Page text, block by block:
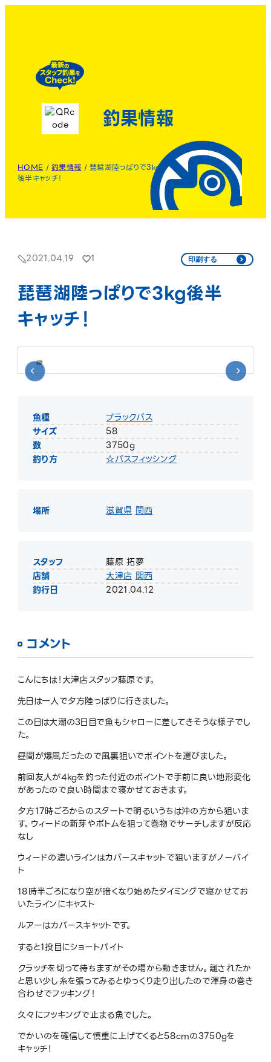
釣果情報
HOME /釣果情報 /琵琶湖陸っぱりで3kg
後半キャッチ！
2021.04.19 1 印刷する
琵琶湖陸っぱりで3kg後半
キャッチ！
魚種
ブラックバス
サイズ
58
数
3750g
釣り方
☆バスフィッシング
場所 滋賀県 関西
スタッフ
藤原 拓夢
店舗
大津店 関西
釣行日
2021.04.12
コメント
こんにちは！大津店スタッフ藤原です。
先日は一人で夕方陸っぱりに行きました。
この日は大潮の3日目で魚もシャローに差してきそうな様子でし
た。
昼間が爆風だったので風裏狙いでポイントを選びました。
前回友人が4kgを釣った付近のポイントで手前に良い地形変化
があったので良い時間まで寝かせておきます。
夕方17時ごろからのスタートで明るいうちは沖の方から狙いま
す。ウィードの新芽やボトムを狙って巻物でサーチしますが反応
なし
ウィードの濃いラインはカバースキャットで狙いますがノーバイ
ト
18時半ごろになり空が暗くなり始めたタイミングで寝かせてお
いたラインにキャスト
ルアーはカバースキャットです。
すると1投目にショートバイト
クラッチを切って待ちますがその場から動きません。離されたか
と思い少し糸を張ってみるとゆっくり走り出したので渾身の巻き
合わせでフッキング！
久々にフッキングで止まる魚でした。
でかいのを確信して慎重に上げてくると58cmの3750gを
キャッチ！